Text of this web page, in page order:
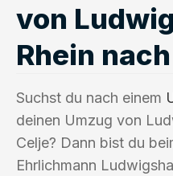
von
Rhein
Suchst du nach einem
deinen Umzug von
Celje? Dann bist du
Ehrlichmann